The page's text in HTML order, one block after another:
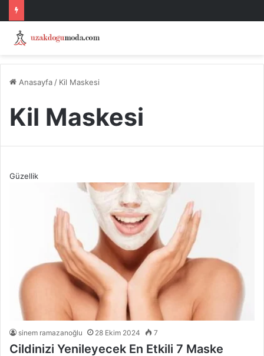
Anasayfa / Kil Maskesi
Kil Maskesi
Güzellik
sinem ramazanoğlu 28 Ekim 2024 7
Cildinizi Yenileyecek En Etkili 7 Maske